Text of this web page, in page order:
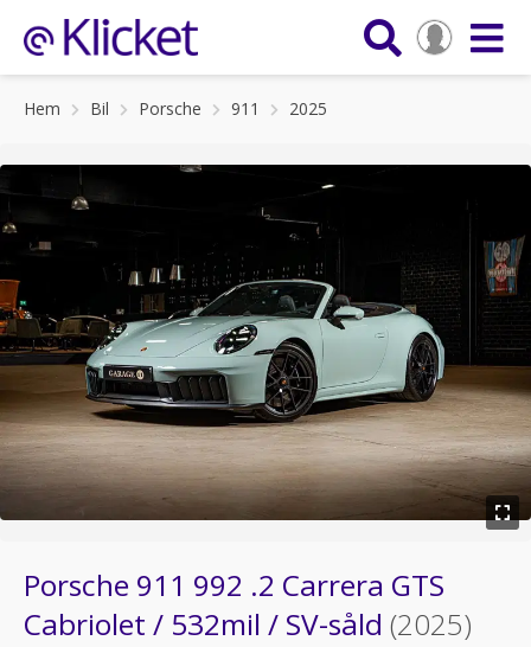
Hem Bil Porsche 911 2025
Porsche 911 992 .2 Carrera GTS
Cabriolet / 532mil / SV-såld (2025)